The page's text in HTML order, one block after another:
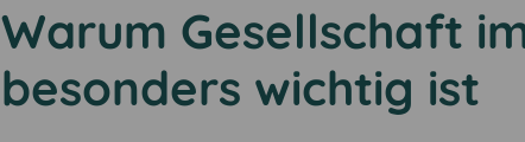
Warum Gesellschaft
besonders wichtig ist